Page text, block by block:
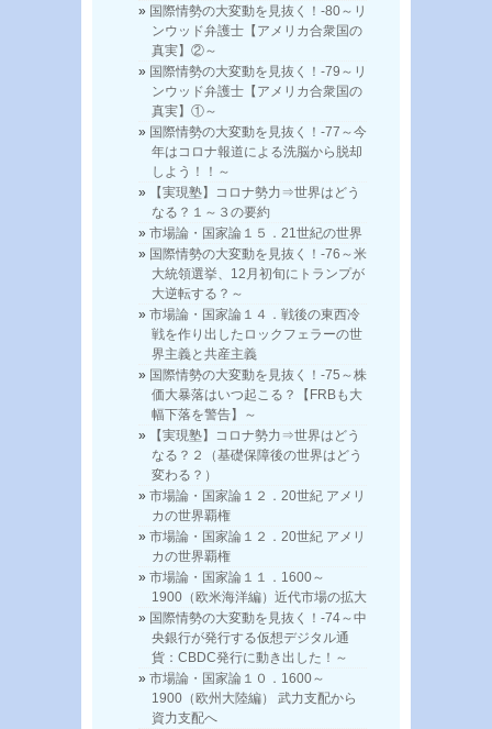
国際情勢の大変動を見抜く！-80～リ
ンウッド弁護士【アメリカ合衆国の
真実】②～
国際情勢の大変動を見抜く！-79～リ
ンウッド弁護士【アメリカ合衆国の
真実】①～
国際情勢の大変動を見抜く！-77～今
年はコロナ報道による洗脳から脱却
しよう！！～
【実現塾】コロナ勢力⇒世界はどう
なる？１～３の要約
市場論・国家論１５．21世紀の世界
国際情勢の大変動を見抜く！-76～米
大統領選挙、12月初旬にトランプが
大逆転する？～
市場論・国家論１４．戦後の東西冷
戦を作り出したロックフェラーの世
界主義と共産主義
国際情勢の大変動を見抜く！-75～株
価大暴落はいつ起こる？【FRBも大
幅下落を警告】～
【実現塾】コロナ勢力⇒世界はどう
なる？２（基礎保障後の世界はどう
変わる？）
市場論・国家論１２．20世紀 アメリ
カの世界覇権
市場論・国家論１２．20世紀 アメリ
カの世界覇権
市場論・国家論１１．1600～
1900（欧米海洋編）近代市場の拡大
国際情勢の大変動を見抜く！-74～中
央銀行が発行する仮想デジタル通
貨：CBDC発行に動き出した！～
市場論・国家論１０．1600～
1900（欧州大陸編） 武力支配から
資力支配へ